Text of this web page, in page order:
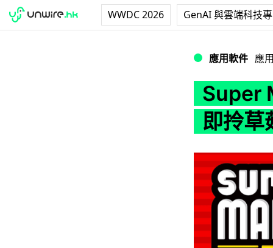
WWDC 2026 GenAI 與雲端科技
應用軟件 應
Super
即拎